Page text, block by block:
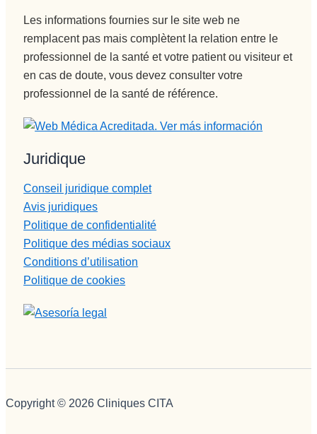
Les informations fournies sur le site web ne
remplacent pas mais complètent la relation entre le
professionnel de la santé et votre patient ou visiteur et
en cas de doute, vous devez consulter votre
professionnel de la santé de référence.
Juridique
Conseil juridique complet
Avis juridiques
Politique de confidentialité
Politique des médias sociaux
Conditions d’utilisation
Politique de cookies
Copyright © 2026 Cliniques CITA